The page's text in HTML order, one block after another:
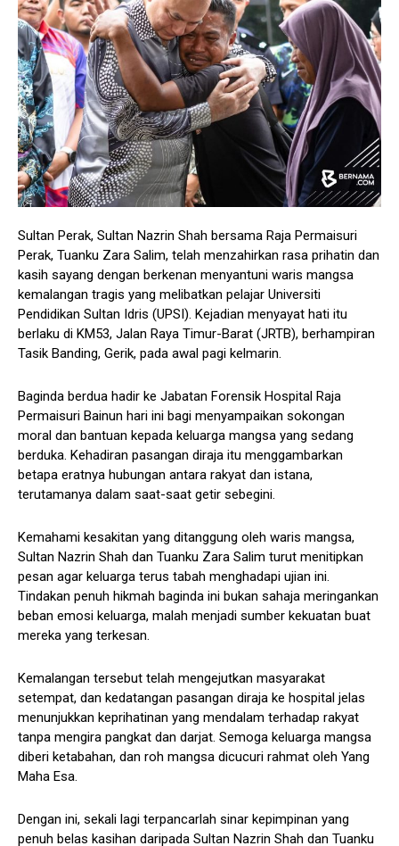
Sultan Perak, Sultan Nazrin Shah bersama Raja Permaisuri
Perak, Tuanku Zara Salim, telah menzahirkan rasa prihatin dan
kasih sayang dengan berkenan menyantuni waris mangsa
kemalangan tragis yang melibatkan pelajar Universiti
Pendidikan Sultan Idris (UPSI). Kejadian menyayat hati itu
berlaku di KM53, Jalan Raya Timur-Barat (JRTB), berhampiran
Tasik Banding, Gerik, pada awal pagi kelmarin.
Baginda berdua hadir ke Jabatan Forensik Hospital Raja
Permaisuri Bainun hari ini bagi menyampaikan sokongan
moral dan bantuan kepada keluarga mangsa yang sedang
berduka. Kehadiran pasangan diraja itu menggambarkan
betapa eratnya hubungan antara rakyat dan istana,
terutamanya dalam saat-saat getir sebegini.
Kemahami kesakitan yang ditanggung oleh waris mangsa,
Sultan Nazrin Shah dan Tuanku Zara Salim turut menitipkan
pesan agar keluarga terus tabah menghadapi ujian ini.
Tindakan penuh hikmah baginda ini bukan sahaja meringankan
beban emosi keluarga, malah menjadi sumber kekuatan buat
mereka yang terkesan.
Kemalangan tersebut telah mengejutkan masyarakat
setempat, dan kedatangan pasangan diraja ke hospital jelas
menunjukkan keprihatinan yang mendalam terhadap rakyat
tanpa mengira pangkat dan darjat. Semoga keluarga mangsa
diberi ketabahan, dan roh mangsa dicucuri rahmat oleh Yang
Maha Esa.
Dengan ini, sekali lagi terpancarlah sinar kepimpinan yang
penuh belas kasihan daripada Sultan Nazrin Shah dan Tuanku